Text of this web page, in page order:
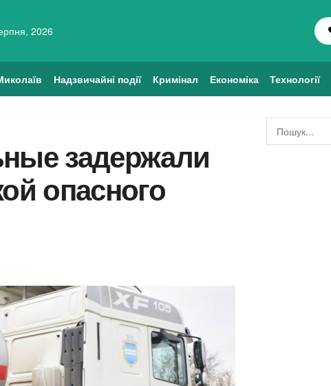
2026
Надзвичайні події Кримінал Економіка Технології
задержали
опасного